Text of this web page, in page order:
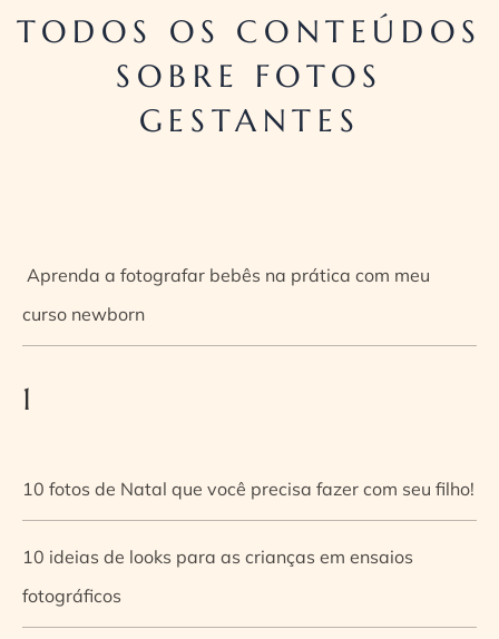
TODOS OS CONTEÚDOS
SOBRE FOTOS
GESTANTES
Aprenda a fotografar bebês na prática com meu
curso newborn
1
10 fotos de Natal que você precisa fazer com seu filho!
10 ideias de looks para as crianças em ensaios
fotográficos